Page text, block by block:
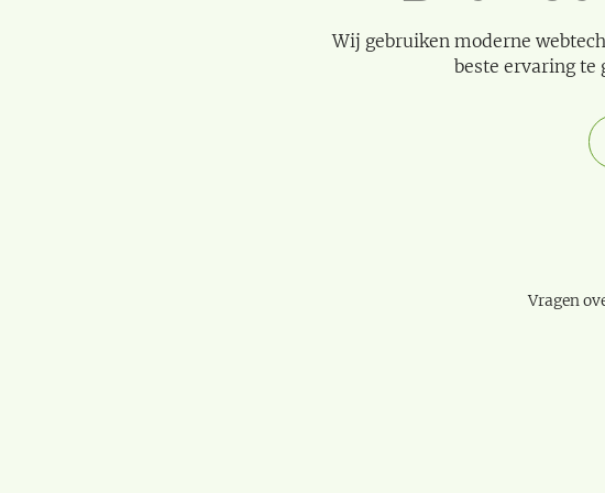
Wij gebruiken moderne
beste ervaring te
Vragen